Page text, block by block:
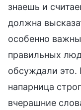
знаешь и
должна
особенно
правильных
обсуждали
напарница
вчерашние